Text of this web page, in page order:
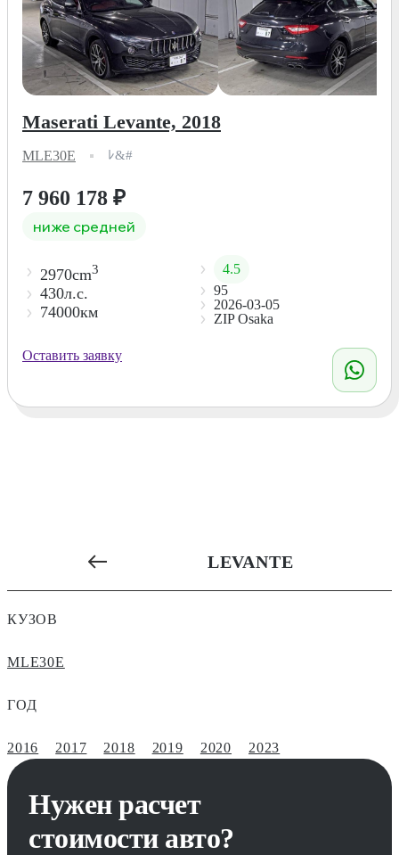
Maserati Levante, 2018
MLE30E ﾚ&#
7 960 178 ₽
ниже средней
2970cm3
430л.с.
74000км
4.5
95
2026-03-05
ZIP Osaka
Оставить заявку
LEVANTE
КУЗОВ
MLE30E
ГОД
2016 2017 2018 2019 2020 2023
Нужен расчет
стоимости авто?